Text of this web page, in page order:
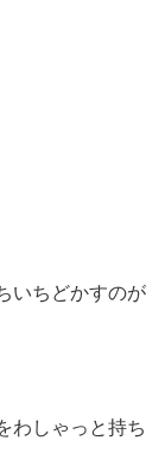
いちどかすのが
わしゃっと持ち